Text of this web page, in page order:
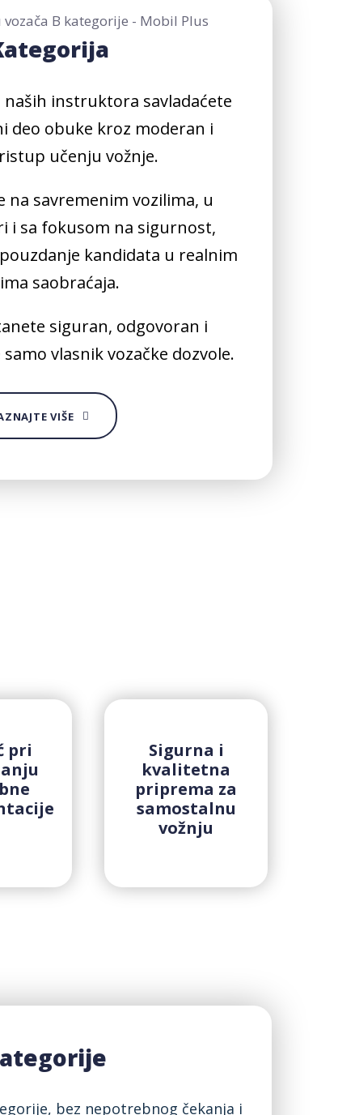
B kategorije - Mobil Plus
instruktora savladaćete
deo obuke kroz moderan i
učenju vožnje.
na savremenim vozilima, u
i sa fokusom na sigurnost,
kandidata u realnim
saobraćaja.
siguran, odgovoran i
vlasnik vozačke dozvole.
VIŠE
pri
Sigurna i
kvalitetna
priprema za
samostalnu
vožnju
bez nepotrebnog čekanja i